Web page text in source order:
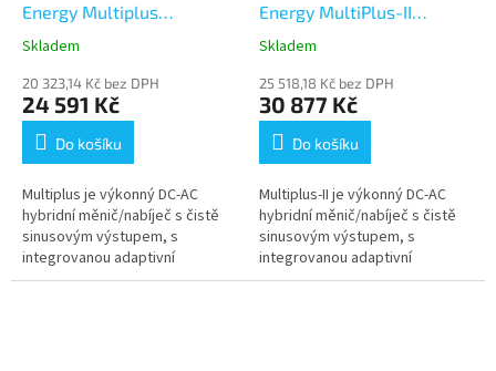
Energy Multiplus
12V/2000VA/80A-32A
Skladem
20 323,14 Kč bez DPH
24 591 Kč
Do košíku
Multiplus je výkonný DC-AC
hybridní měnič/nabíječ s čistě
sinusovým výstupem, s
integrovanou adaptivní
nabíječkou baterií a ultra
Energy MultiPlus-II
12V/3000VA/120A-32A
Skladem
25 518,18 Kč bez DPH
30 877 Kč
Do košíku
Multiplus-II je výkonný DC-AC
hybridní měnič/nabíječ s čistě
sinusovým výstupem, s
integrovanou adaptivní
nabíječkou baterií a ultra